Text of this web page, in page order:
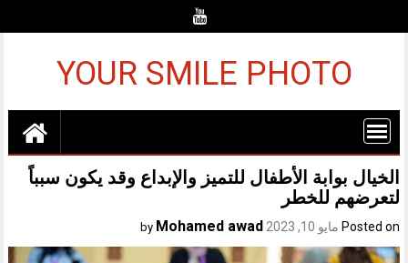
YOUR SMILE PHOTO
الخيال بوابة الأطفال للتميز والإبداع وقد يكون سبباً
لتعرضهم للخطر
Posted on مايو 10, 2023 Mohamed awad